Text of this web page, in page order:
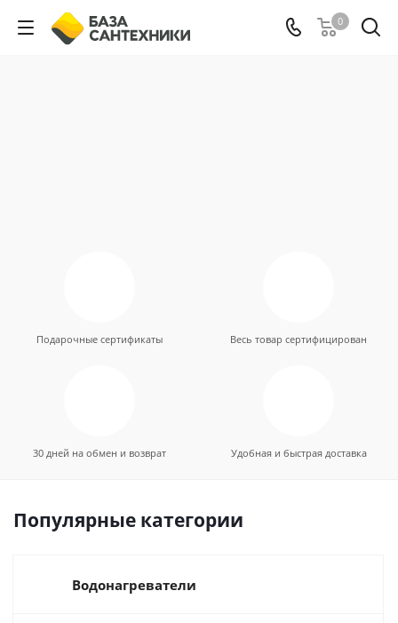
0
Подарочные сертификаты Весь товар сертифицирован
30 дней на обмен и возврат Удобная и быстрая доставка
Популярные категории
Водонагреватели